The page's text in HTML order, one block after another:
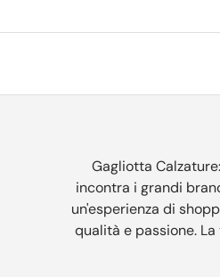
Gagliotta
incontra i grandi
un'esperienza di
qualità e passione.